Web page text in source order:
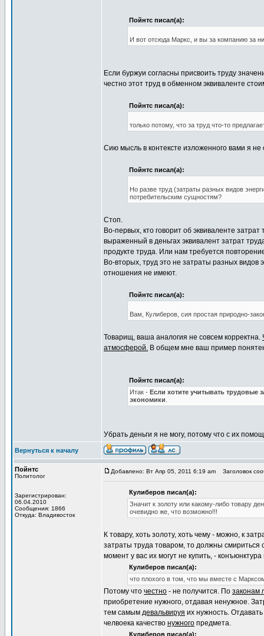
Пойнтс писал(а):
И вот отсюда Маркс, и вы за компанию за
Если буржуи согласны присвоить труду
честно этот труд в обменном эквиваленте
Пойнтс писал(а):
только потому, что за труд что-то
Сию мысль в контексте изложенного вами я не
Пойнтс писал(а):
Но разве труд (затраты разных видов
потребительским сущностям?
Стоп.
Во-первых, кто говорит об эквиваленте
выраженный в деньгах эквивалент затрат
продукте труда. Или нам требуется
Во-вторых, труд это не затраты разных видов
отношения не имеют.
Пойнтс писал(а):
Вам, Кулиберов, сия простая природно-
Товарищ, ваша аналогия не совсем корректна.
атмосферой. В общем мне ваш пример
Пойнтс писал(а):
Итак - Если хотите учитывать трудовые
экономики
Убрать деньги я не могу, потому что с их
Вернуться к началу
Пойнтс
Политолог
Зарегистрирован:
06.04.2010
Сообщения: 1866
Откуда: Владивосток
Добавлено: Вт Апр 05, 2011 6:19 am Заголовок
Кулиберов писал(а):
Значит к золоту или какому-либо товару
очевидно же, что возможно!!!
К товару, хоть золоту, хоть чему - можно, к
затраты труда товаром, то должны смириться
момент у вас их могут не купить, - конъюнктура
Кулиберов писал(а):
что плохого в том, что мы вместе с
Потому что честно - не получится. По законам
приобретение нужного, отдавая ненужное.
тем самым девальвируя их нужность.
челвоека качество нужного предмета.
Кулиберов писал(а):